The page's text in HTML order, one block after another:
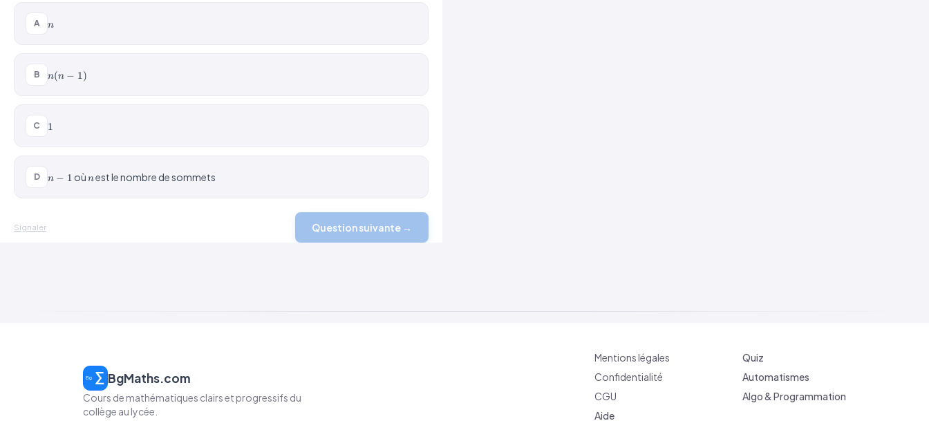
A n
n
B
n(n-
n(n − 1 )
C 11
D
n-
n − 1 oùn
nest le nombre de sommets
Signaler Question suivante →
BgMaths.com
Cours de mathématiques clairs et progressifs du
collège au lycée.
Mentions légales
Quiz
Confidentialité
Automatismes
CGU
Algo & Programmation
Aide